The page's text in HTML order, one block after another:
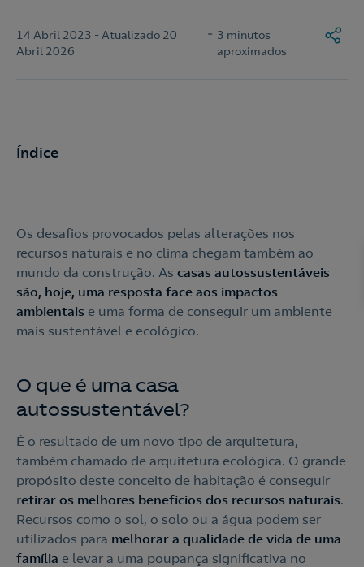
14 Abril 2023 - Atualizado 20
Abril 2026
- 3 minutos
aproximados
Os desafios provocados pelas alterações nos
recursos naturais e no clima chegam também ao
mundo da construção. As casas autossustentáveis
são, hoje, uma resposta face aos impactos
ambientais e uma forma de conseguir um ambiente
mais sustentável e ecológico.
O que é uma casa
autossustentável?
É o resultado de um novo tipo de arquitetura,
também chamado de arquitetura ecológica. O grande
propósito deste conceito de habitação é conseguir
retirar os melhores benefícios dos recursos naturais.
Recursos como o sol, o solo ou a água podem ser
utilizados para melhorar a qualidade de vida de uma
família e levar a uma poupança significativa no
Índice